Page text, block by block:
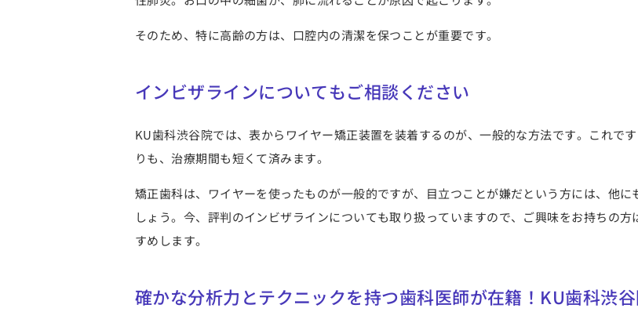
そのため、特に高齢の方は、口腔内の清潔を保つことが重要です。
インビザラインについてもご相談ください
KU歯科渋谷院では、表からワイヤー矯正装置を装着するのが、一般的な方法です。これで
りも、治療期間も短くて済みます。
矯正歯科は、ワイヤーを使ったものが一般的ですが、目立つことが嫌だという方には、他
しょう。今、評判のインビザラインについても取り扱っていますので、ご興味をお持ちの
すめします。
確かな分析力とテクニックを持つ歯科医師が在籍！KU歯科渋